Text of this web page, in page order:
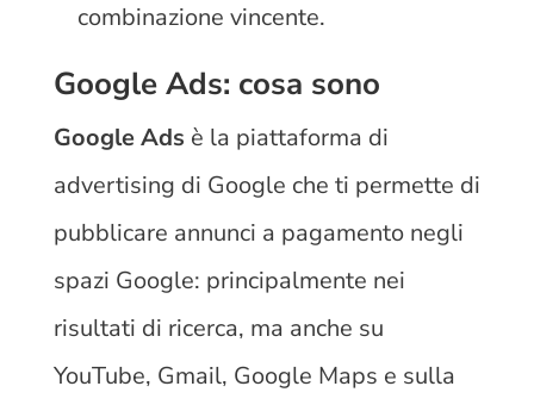
combinazione vincente.
Google Ads: cosa sono
Google Ads è la piattaforma di
advertising di Google che ti permette di
pubblicare annunci a pagamento negli
spazi Google: principalmente nei
risultati di ricerca, ma anche su
YouTube, Gmail, Google Maps e sulla